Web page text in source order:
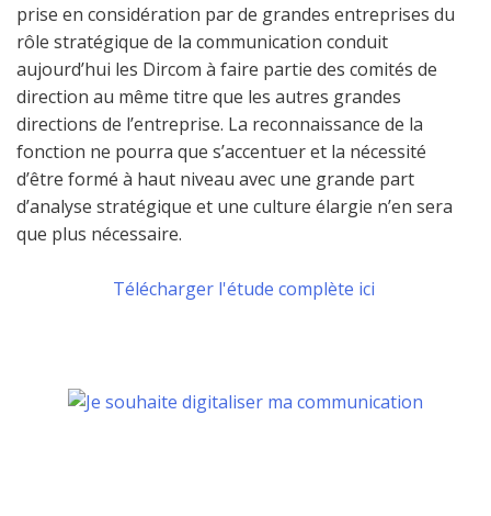
prise en considération par de grandes entreprises du
rôle stratégique de la communication conduit
aujourd’hui les Dircom à faire partie des comités de
direction au même titre que les autres grandes
directions de l’entreprise. La reconnaissance de la
fonction ne pourra que s’accentuer et la nécessité
d’être formé à haut niveau avec une grande part
d’analyse stratégique et une culture élargie n’en sera
que plus nécessaire.
Télécharger l'étude complète ici